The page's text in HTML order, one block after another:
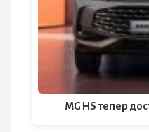
MG HS тепер